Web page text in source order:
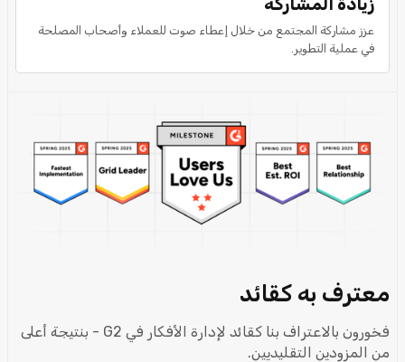
زيادة المشاركة
عزز مشاركة المجتمع من خلال إعطاء صوت للعملاء وأصحاب المصلحة
في عملية التطوير.
معترف به كقائد
فخورون بالاعتراف بنا كقائد لإدارة الأفكار في G2 - بنتيجة أعلى
من المزودين التقليديين.